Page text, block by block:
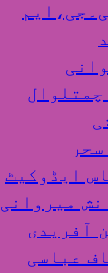
ایڈوکیٹ
میروانی
آفریدی
عباسی